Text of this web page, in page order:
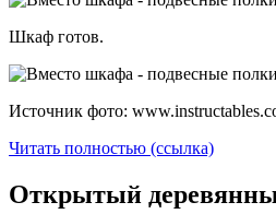
Шкаф готов.
Источник фото:
Читать полностью (ссылка)
Открытый